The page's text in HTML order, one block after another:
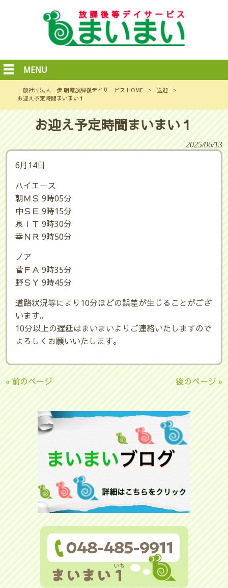
MENU
一般社団法人一歩 朝霞放課後デイサービス HOME > 送迎
>
お迎え予定時間まいまい１
お迎え予定時間まいまい１
2025/06/13
6月14日
ハイエース
朝ＭＳ 9時05分
中ＳＥ 9時15分
泉ＩＴ 9時30分
幸ＮＲ 9時50分
ノア
菅ＦＡ 9時35分
野ＳＹ 9時45分
道路状況等により10分ほどの誤差が生じることがござ
います。
10分以上の遅延はまいまいよりご連絡いたしますので
よろしくお願いいたします。
« 前のページ 後のページ »